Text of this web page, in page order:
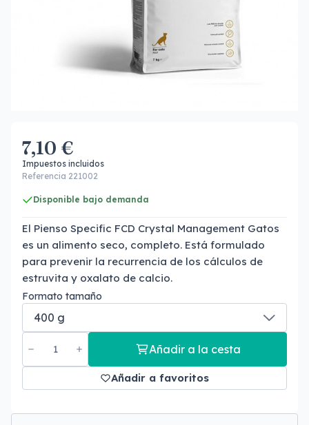
7,10 €
Impuestos incluidos
Referencia 221002
Disponible bajo demanda
El Pienso Specific FCD Crystal Management Gatos
es un alimento seco, completo. Está formulado
para prevenir la recurrencia de los cálculos de
estruvita y oxalato de calcio.
Formato tamaño
Añadir a la cesta
Añadir a favoritos